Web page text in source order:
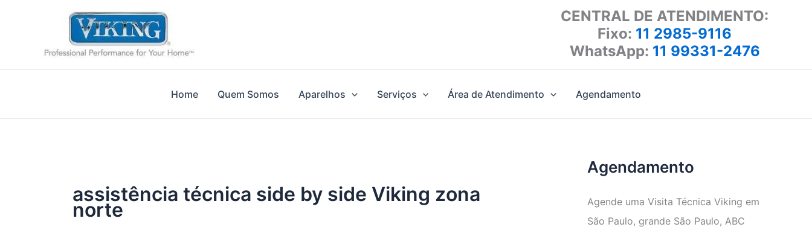
CENTRAL DE ATENDIMENTO:
Fixo: 11 2985-9116
WhatsApp: 11 99331-2476
Home Quem Somos Aparelhos Serviços Área de Atendimento Agendamento
assistência técnica side by side Viking zona
norte
Agendamento
Agende uma Visita Técnica Viking em
São Paulo, grande São Paulo, ABC